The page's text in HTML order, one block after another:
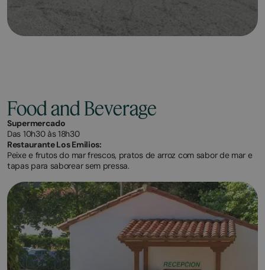
Food and Beverage
Supermercado
Das 10h30 às 18h30
Restaurante Los Emilios:
Peixe e frutos do mar frescos, pratos de arroz com sabor de mar e
tapas para saborear sem pressa.